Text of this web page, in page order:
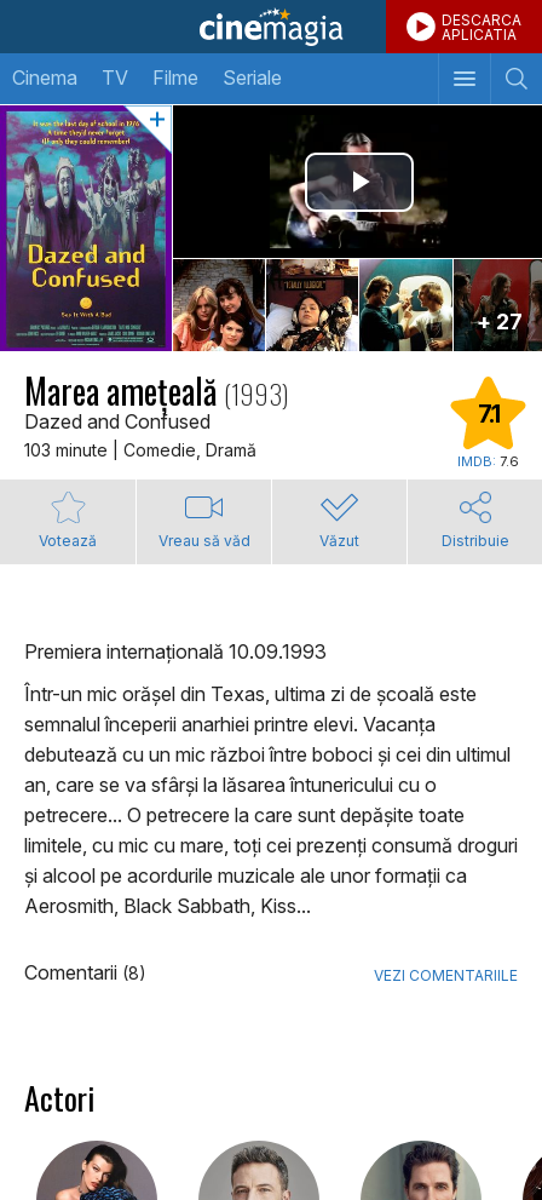
DESCARCA
APLICATIA
Cinema TV Filme Seriale
+ 27
Marea amețeală (1993)
Dazed and Confused
103 minute | Comedie, Dramă
7.1
IMDB: 7.6
Votează Vreau să văd Văzut Distribuie
Premiera internațională 10.09.1993
Într-un mic orășel din Texas, ultima zi de școală este
semnalul începerii anarhiei printre elevi. Vacanța
debutează cu un mic război între boboci și cei din ultimul
an, care se va sfârși la lăsarea întunericului cu o
petrecere... O petrecere la care sunt depășite toate
limitele, cu mic cu mare, toți cei prezenți consumă droguri
și alcool pe acordurile muzicale ale unor formații ca
Aerosmith, Black Sabbath, Kiss...
Comentarii (8) VEZI COMENTARIILE
Actori